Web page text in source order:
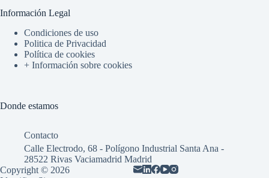
Información Legal
Condiciones de uso
Politica de Privacidad
Política de cookies
+ Información sobre cookies
Donde estamos
Contacto
Calle Electrodo, 68 - Polígono Industrial Santa Ana -
28522 Rivas Vaciamadrid Madrid
Copyright © 2026